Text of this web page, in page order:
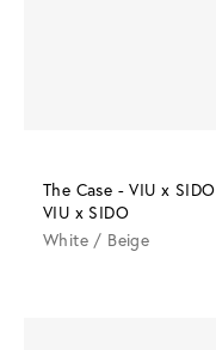
The Case - VIU x SIDO
VIU x SIDO
White / Beige